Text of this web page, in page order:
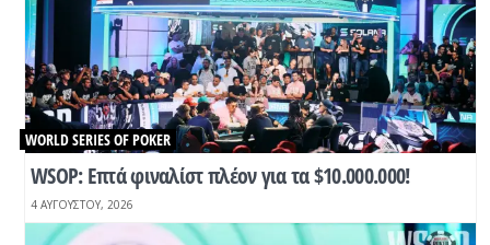
WSOP: Επτά φιναλίστ πλέον για τα $10.000.000!
WORLD SERIES OF POKER
4 ΑΥΓΟΎΣΤΟΥ, 2026